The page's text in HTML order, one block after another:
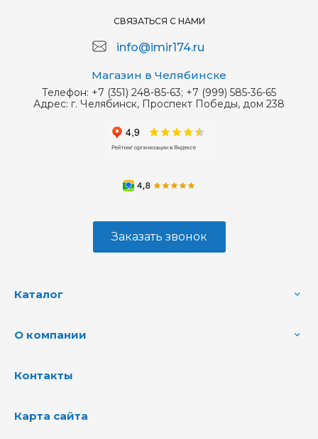
СВЯЗАТЬСЯ С НАМИ
info@imir174.ru
Магазин в Челябинске
Телефон: +7 (351) 248-85-63; +7 (999) 585-36-65
Адрес: г. Челябинск, Проспект Победы, дом 238
Заказать звонок
Каталог
О компании
Контакты
Карта сайта